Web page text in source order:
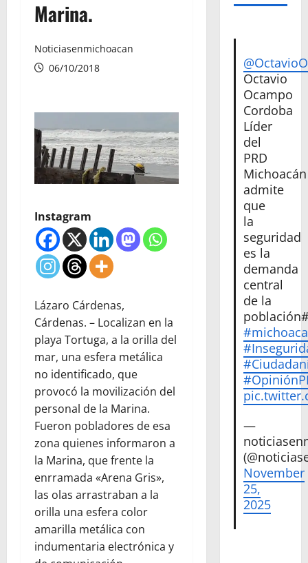
Marina.
Noticiasenmichoacan
06/10/2018
Instagram
Lázaro Cárdenas,
Cárdenas. – Localizan en la
playa Tortuga, a la orilla del
mar, una esfera metálica
no identificado, que
provocó la movilización del
personal de la Marina.
Fueron pobladores de esa
zona quienes informaron a
la Marina, que frente la
enrramada «Arena Gris»,
las olas arrastraban a la
orilla una esfera color
amarilla metálica con
indumentaria electrónica y
Octavio
Ocampo
Cordoba
Líder
del
PRD
Michoacán
admite
que
la
seguridad
es la
demanda
central
de la
—
November
25,
2025